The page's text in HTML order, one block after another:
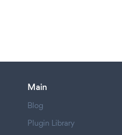
Main
Blog
Plugin Library